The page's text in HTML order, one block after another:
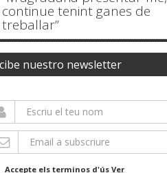
continue tenint ganes de
treballar”
nuestro newsletter
Accepte els terminos d'ús Ver